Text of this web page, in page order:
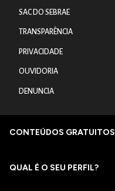
SAC DO SEBRAE
TRANSPARÊNCIA
PRIVACIDADE
OUVIDORIA
DENUNCIA
CONTEÚDOS GRATUITOS
QUAL É O SEU PERFIL?